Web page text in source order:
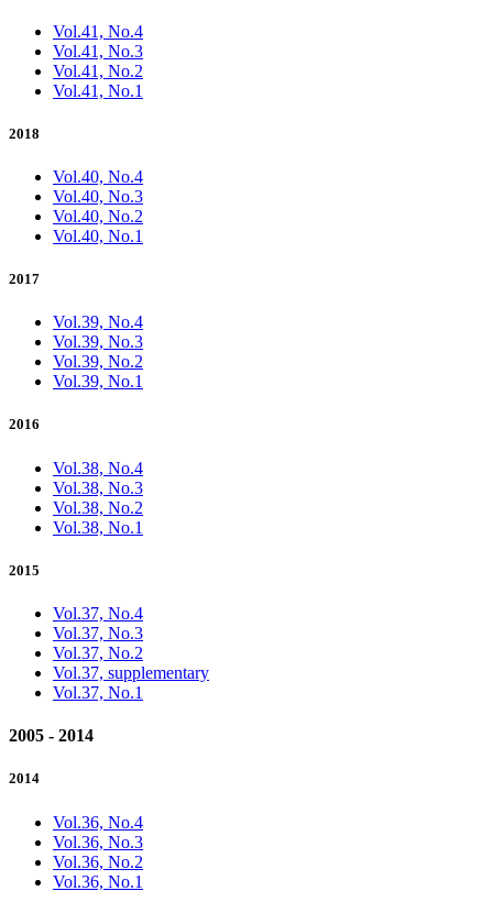
Vol.41, No.4
Vol.41, No.3
Vol.41, No.2
Vol.41, No.1
2018
Vol.40, No.4
Vol.40, No.3
Vol.40, No.2
Vol.40, No.1
2017
Vol.39, No.4
Vol.39, No.3
Vol.39, No.2
Vol.39, No.1
2016
Vol.38, No.4
Vol.38, No.3
Vol.38, No.2
Vol.38, No.1
2015
Vol.37, No.4
Vol.37, No.3
Vol.37, No.2
Vol.37, supplementary
Vol.37, No.1
2005 - 2014
2014
Vol.36, No.4
Vol.36, No.3
Vol.36, No.2
Vol.36, No.1